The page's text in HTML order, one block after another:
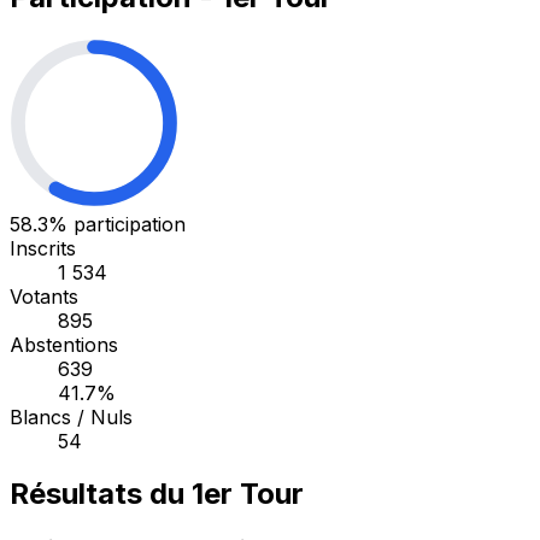
58.3% participation
Inscrits
1 534
Votants
895
Abstentions
639
41.7%
Blancs / Nuls
54
Résultats du 1er Tour